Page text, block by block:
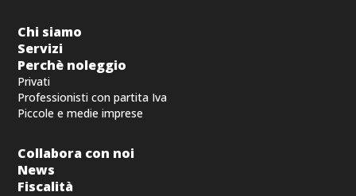
Chi siamo
Servizi
Perchè noleggio
Privati
Professionisti con partita Iva
Piccole e medie imprese
Collabora con noi
News
Fiscalità